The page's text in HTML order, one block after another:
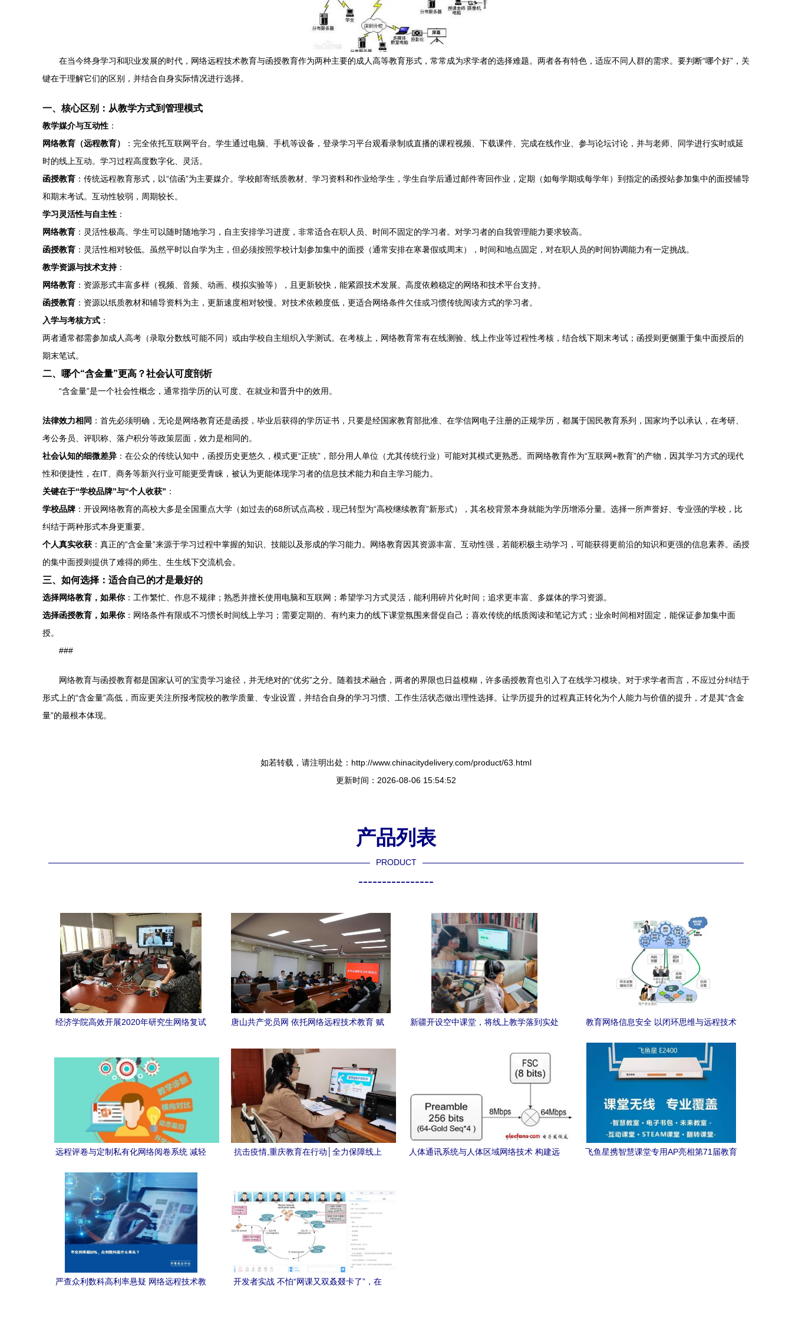
在当今终身学习和职业发展的时代，网络远程技术教育与函授教育作为两种主要的成人高等教育形式，常常成为求学者的选择难题。两者各有特色，适应不同人群的需求。要判断“哪个好”，关
键在于理解它们的区别，并结合自身实际情况进行选择。
一、核心区别：从教学方式到管理模式
教学媒介与互动性 ：
网络教育（远程教育）
：完全依托互联网平台。学生通过电脑、手机等设备，登录学习平台观看录制或直播的课程视频、下载课件、完成在线作业、参与论坛讨论，并与老师、同学进行实时或延
时的线上互动。学习过程高度数字化、灵活。
函授教育 ：传统远程教育形式，以“信函”为主要媒介。学校邮寄纸质教材、学习资料和作业给学生，学生自学后通过邮件寄回作业，定期（如每学期或每学年）到指定的函授站参加集中的面授辅导
和期末考试。互动性较弱，周期较长。
学习灵活性与自主性 ：
网络教育 ：灵活性极高。学生可以随时随地学习，自主安排学习进度，非常适合在职人员、时间不固定的学习者。对学习者的自我管理能力要求较高。
函授教育 ：灵活性相对较低。虽然平时以自学为主，但必须按照学校计划参加集中的面授（通常安排在寒暑假或周末），时间和地点固定，对在职人员的时间协调能力有一定挑战。
教学资源与技术支持：
网络教育 ：资源形式丰富多样（视频、音频、动画、模拟实验等），且更新较快，能紧跟技术发展。高度依赖稳定的网络和技术平台支持。
函授教育 ：资源以纸质教材和辅导资料为主，更新速度相对较慢。对技术依赖度低，更适合网络条件欠佳或习惯传统阅读方式的学习者。
入学与考核方式 ：
两者通常都需参加成人高考（录取分数线可能不同）或由学校自主组织入学测试。在考核上，网络教育常有在线测验、线上作业等过程性考核，结合线下期末考试；函授则更侧重于集中面授后的
期末笔试。
二、哪个“含金量”更高？社会认可度剖析
“含金量”是一个社会性概念，通常指学历的认可度、在就业和晋升中的效用。
法律效力相同 ：首先必须明确，无论是网络教育还是函授，毕业后获得的学历证书，只要是经国家教育部批准、在学信网电子注册的正规学历，都属于国民教育系列，国家均予以承认，在考研、
考公务员、评职称、落户积分等政策层面，效力是相同的。
社会认知的细微差异 ：在公众的传统认知中，函授历史更悠久，模式更“正统”，部分用人单位（尤其传统行业）可能对其模式更熟悉。而网络教育作为“互联网+教育”的产物，因其学习方式的现代
性和便捷性，在IT、商务等新兴行业可能更受青睐，被认为更能体现学习者的信息技术能力和自主学习能力。
关键在于“学校品牌”与“个人收获” ：
学校品牌 ：开设网络教育的高校大多是全国重点大学（如过去的68所试点高校，现已转型为“高校继续教育”新形式），其名校背景本身就能为学历增添分量。选择一所声誉好、专业强的学校，比
纠结于两种形式本身更重要。
个人真实收获 ：真正的“含金量”来源于学习过程中掌握的知识、技能以及形成的学习能力。网络教育因其资源丰富、互动性强，若能积极主动学习，可能获得更前沿的知识和更强的信息素养。函授
的集中面授则提供了难得的师生、生生线下交流机会。
三、如何选择：适合自己的才是最好的
选择网络教育，如果你：工作繁忙、作息不规律；熟悉并擅长使用电脑和互联网；希望学习方式灵活，能利用碎片化时间；追求更丰富、多媒体的学习资源。
选择函授教育，如果你：网络条件有限或不习惯长时间线上学习；需要定期的、有约束力的线下课堂氛围来督促自己；喜欢传统的纸质阅读和笔记方式；业余时间相对固定，能保证参加集中面
授。
###
网络教育与函授教育都是国家认可的宝贵学习途径，并无绝对的“优劣”之分。随着技术融合，两者的界限也日益模糊，许多函授教育也引入了在线学习模块。对于求学者而言，不应过分纠结于
形式上的“含金量”高低，而应更关注所报考院校的教学质量、专业设置，并结合自身的学习习惯、工作生活状态做出理性选择。让学历提升的过程真正转化为个人能力与价值的提升，才是其“含金
量”的最根本体现。
如若转载，请注明出处：http://www.chinacitydelivery.com/product/63.html
更新时间：2026-08-06 15:54:52
产品列表
PRODUCT
----------------
经济学院高效开展2020年研究生网络复试
唐山共产党员网 依托网络远程技术教育 赋
新疆开设空中课堂，将线上教学落到实处
教育网络信息安全 以闭环思维与远程技术
远程评卷与定制私有化网络阅卷系统 减轻
抗击疫情,重庆教育在行动│全力保障线上
人体通讯系统与人体区域网络技术 构建远
飞鱼星携智慧课堂专用AP亮相第71届教育
严查众利数科高利率悬疑 网络远程技术教
开发者实战 不怕“网课又双叒叕卡了”，在